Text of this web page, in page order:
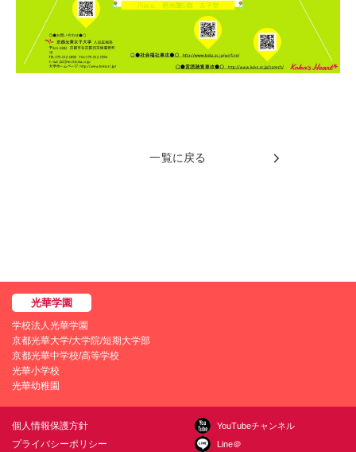
一覧に戻る
学校法人光華学園
京都光華大学/大学院/短期大学部
京都光華中学校/高等学校
光華小学校
光華幼稚園
個人情報保護方針
プライバシーポリシー
YouTubeチャンネル
Line＠